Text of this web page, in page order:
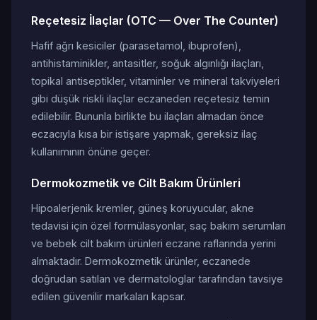
Reçetesiz İlaçlar (OTC — Over The Counter)
Hafif ağrı kesiciler (parasetamol, ibuprofen),
antihistaminikler, antasitler, soğuk algınlığı ilaçları,
topikal antiseptikler, vitaminler ve mineral takviyeleri
gibi düşük riskli ilaçlar eczaneden reçetesiz temin
edilebilir. Bununla birlikte bu ilaçları almadan önce
eczacıyla kısa bir istişare yapmak, gereksiz ilaç
kullanımının önüne geçer.
Dermokozmetik ve Cilt Bakım Ürünleri
Hipoalerjenik kremler, güneş koruyucular, akne
tedavisi için özel formülasyonlar, saç bakım serumları
ve bebek cilt bakım ürünleri eczane raflarında yerini
almaktadır. Dermokozmetik ürünler, eczanede
doğrudan satılan ve dermatologlar tarafından tavsiye
edilen güvenilir markaları kapsar.